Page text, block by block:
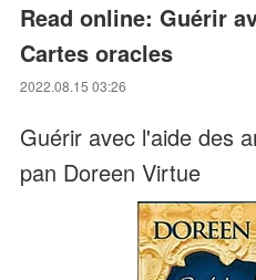
Read online: Guérir
Cartes oracles
2022.08.15 03:26
Guérir avec l'aide des
pan Doreen Virtue